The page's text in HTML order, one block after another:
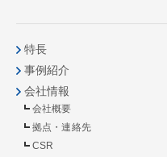
特長
事例紹介
会社情報
会社概要
拠点・連絡先
CSR